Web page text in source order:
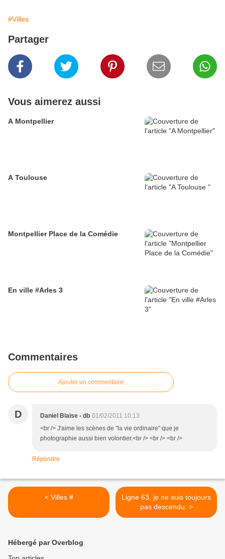
#Villes
Partager
Vous aimerez aussi
A Montpellier
A Toulouse
Montpellier Place de la Comédie
En ville #Arles 3
Commentaires
Ajouter un commentaire
D Daniel Blaise - db 01/02/2011 10:13
<br /> J'aime les scènes de "la vie ordinaire" que je
photographie aussi bien volontier.<br /> <br /> <br />
Répondre
< Villes #
Ligne 63, je ne suis toujours
pas descendu. >
Hébergé par Overblog